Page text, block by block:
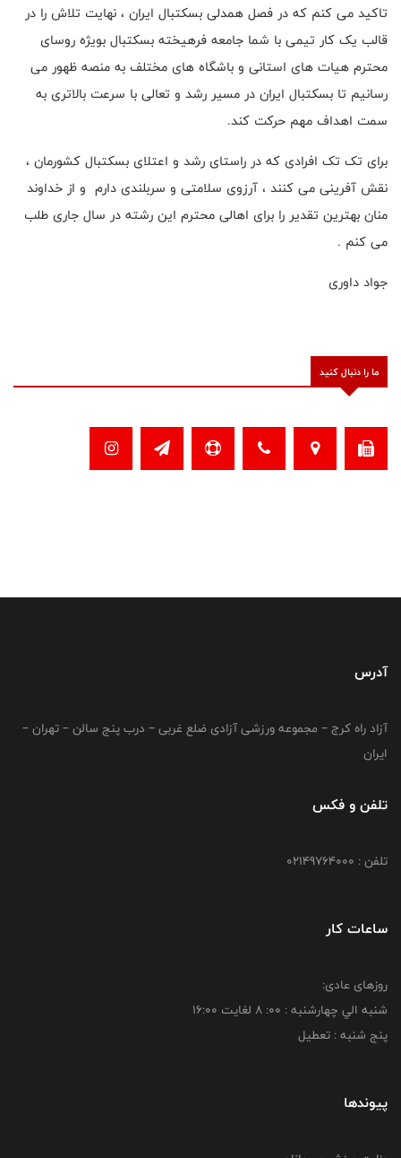
تاکید می کنم که در فصل همدلی بسکتبال ایران ، نهایت تلاش را در
قالب یک کار تیمی با شما جامعه فرهیخته بسکتبال بویژه روسای
محترم هیات های استانی و باشگاه های مختلف به منصه ظهور می
رسانیم تا بسکتبال ایران در مسیر رشد و تعالی با سرعت بالاتری به
سمت اهداف مهم حرکت کند.
برای تک تک افرادی که در راستای رشد و اعتلای بسکتبال کشورمان ،
نقش آفرینی می کنند ، آرزوی سلامتی و سربلندی دارم ‌ و از خداوند
منان بهترین تقدیر را برای اهالی محترم این رشته در سال جاری طلب
می کنم .
جواد داوری
ما را دنبال کنید
آدرس
آزاد راه کرج – مجموعه ورزشی آزادی ضلع غربی – درب پنج سالن – تهران –
ایران
تلفن و فکس
تلفن : 02149764000
ساعات کار
روزهای عادی:
شنبه الي چهارشنبه : 00: 8 لغايت 16:00
پنج شنبه : تعطیل
پیوندها